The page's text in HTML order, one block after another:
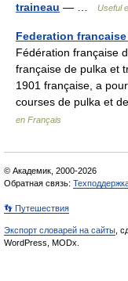
traineau — … Useful
Federation
Fédération française
française de pulka et
1901 française, a
courses de pulka et
en Français
© Академик, 2000-2026
Обратная связь:
👣 Путешествия
Экспорт словарей на сайты ,
WordPress, MODx.